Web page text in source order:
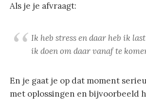
Als je je afvraagt:
Ik heb stress en daar heb ik
ik doen om daar vanaf te
En je gaat je op dat moment
met oplossingen en bijvoorbeeld